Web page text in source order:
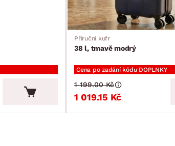
Příruční kufr
38 l, tmavě modrý
Cena po zadání kódu DOPLNKY
1 019.15 Kč
1 199.00 Kč